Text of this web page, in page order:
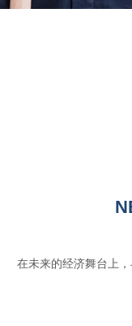
在未来的经济舞台上